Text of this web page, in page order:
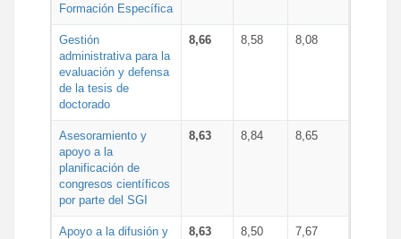
Formación Específica
Gestión
administrativa para la
evaluación y defensa
de la tesis de
doctorado
8,66 8,58 8,08
Asesoramiento y
apoyo a la
planificación de
congresos científicos
por parte del SGI
8,63 8,84 8,65
Apoyo a la difusión y
8,63 8,50 7,67